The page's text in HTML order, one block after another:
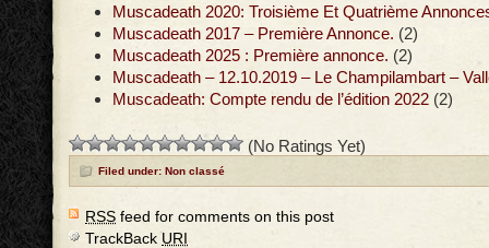
Muscadeath 2020: Troisième Et Quatrième
Muscadeath 2017 – Première Annonce. (2)
Muscadeath 2025 : Première annonce. (2)
Muscadeath – 12.10.2019 – Le Champilambart –
Muscadeath: Compte rendu de l’édition 2022 (2)
(No Ratings Yet)
Filed under: Non classé
RSS feed for comments on this post
TrackBackURI